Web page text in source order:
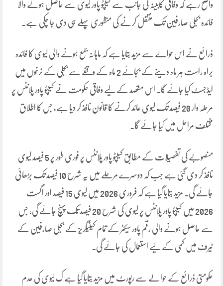
واضح رہے کہ وفاقی کابینہ کی جانب سے کیپٹو پاور لیوی سے حاصل ہونے والا
فائدہ بجلی صارفین تک منتقل کرنے کی منظوری پہلے ہی دی جا چکی ہے۔
ذرائع نے اس حوالے سے مزید بتایا ہے کہ ماہانہ جمع ہونے والی لیوی کا فائدہ
براہ راست ہر ماہ دینے کے بجائے 2 ماہ کے وقفے سے بجلی کے نرخوں میں
ایڈجسٹ کیا جائے گا۔ اس مقصد کے لیے وفاقی حکومت نے کیپٹو پاور پلانٹس پر
مرحلہ وار 20 فیصد تک لیوی عائد کرنے کا قانون نافذ کر دیا ہے، جس کا اطلاق
مختلف مراحل میں کیا جائے گا۔
منصوبے کی تفصیلات کے مطابق کیپٹو پاور پلانٹس پر فوری طور پر 5 فیصد لیوی
نافذ کر دی گئی ہے جب کہ دوسرے مرحلے میں یہ شرح 10 فیصد تک بڑھائی
جائے گی۔ مزید بتایا گیا ہے کہ فروری 2026 میں لیوی 15 فیصد اور اگست
2026 میں کیپٹو پاور پلانٹس پر لیوی کی شرح 20 فیصد تک پہنچ جائے گی، جس
سے حاصل ہونے والی رقم پاور سیکٹر کے تمام کیٹیگریز کے بجلی صارفین کے
ٹیرف میں کمی کے لیے استعمال کی جائے گی۔
حکومتی ذرائع کے حوالے سے رپورٹ میں مزید بتایا گیا ہے ک لیوی کی عدم